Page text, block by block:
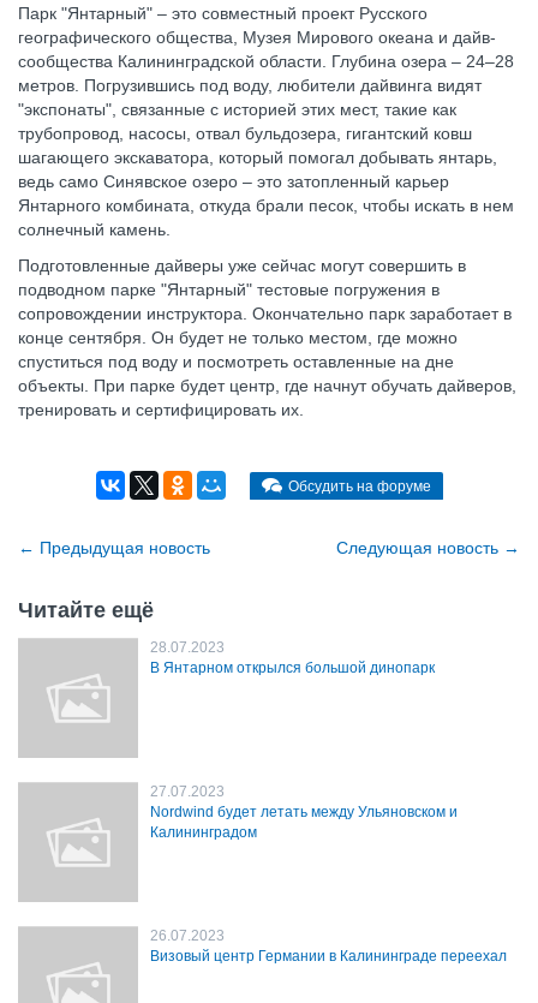
Парк "Янтарный" – это совместный проект Русского
географического общества, Музея Мирового океана и дайв-
сообщества Калининградской области. Глубина озера – 24–28
метров. Погрузившись под воду, любители дайвинга видят
"экспонаты", связанные с историей этих мест, такие как
трубопровод, насосы, отвал бульдозера, гигантский ковш
шагающего экскаватора, который помогал добывать янтарь,
ведь само Синявское озеро – это затопленный карьер
Янтарного комбината, откуда брали песок, чтобы искать в нем
солнечный камень.
Подготовленные дайверы уже сейчас могут совершить в
подводном парке "Янтарный" тестовые погружения в
сопровождении инструктора. Окончательно парк заработает в
конце сентября. Он будет не только местом, где можно
спуститься под воду и посмотреть оставленные на дне
объекты. При парке будет центр, где начнут обучать дайверов,
тренировать и сертифицировать их.
Обсудить на форуме
← Предыдущая новость Cледующая новость →
Читайте ещё
28.07.2023
В Янтарном открылся большой динопарк
27.07.2023
Nordwind будет летать между Ульяновском и
Калининградом
26.07.2023
Визовый центр Германии в Калининграде переехал